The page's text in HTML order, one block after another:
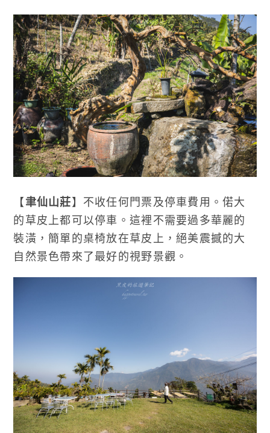
【聿仙山莊】不收任何門票及停車費用。偌大
的草皮上都可以停車。這裡不需要過多華麗的
裝潢，簡單的桌椅放在草皮上，絕美震撼的大
自然景色帶來了最好的視野景觀。